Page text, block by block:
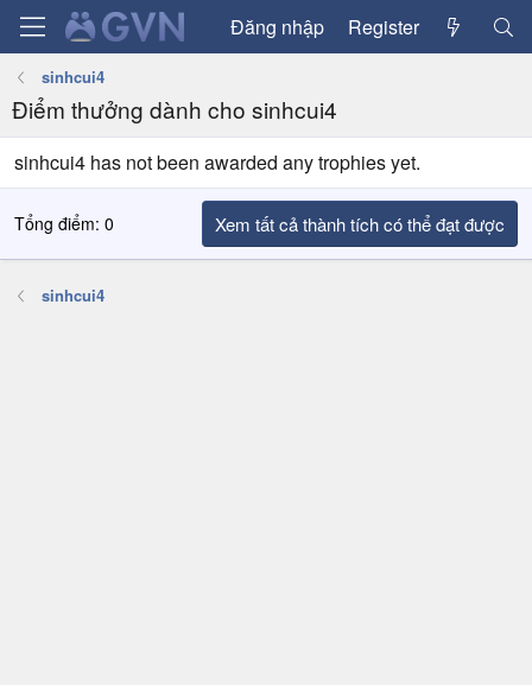
Đăng nhập Register
sinhcui4
Điểm thưởng dành cho sinhcui4
sinhcui4 has not been awarded any trophies yet.
Tổng điểm: 0 Xem tất cả thành tích có thể đạt được
sinhcui4